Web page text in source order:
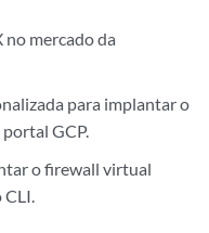
mercado da
para implantar o
GCP.
o firewall virtual
CLI.